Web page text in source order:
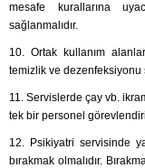
mesafe kurallarına
sağlanmalıdır.
10. Ortak kullanım
temizlik ve dezenfeksiyonu
11. Servislerde çay vb.
tek bir personel
12. Psikiyatri servisinde
bırakmak olmalıdır.